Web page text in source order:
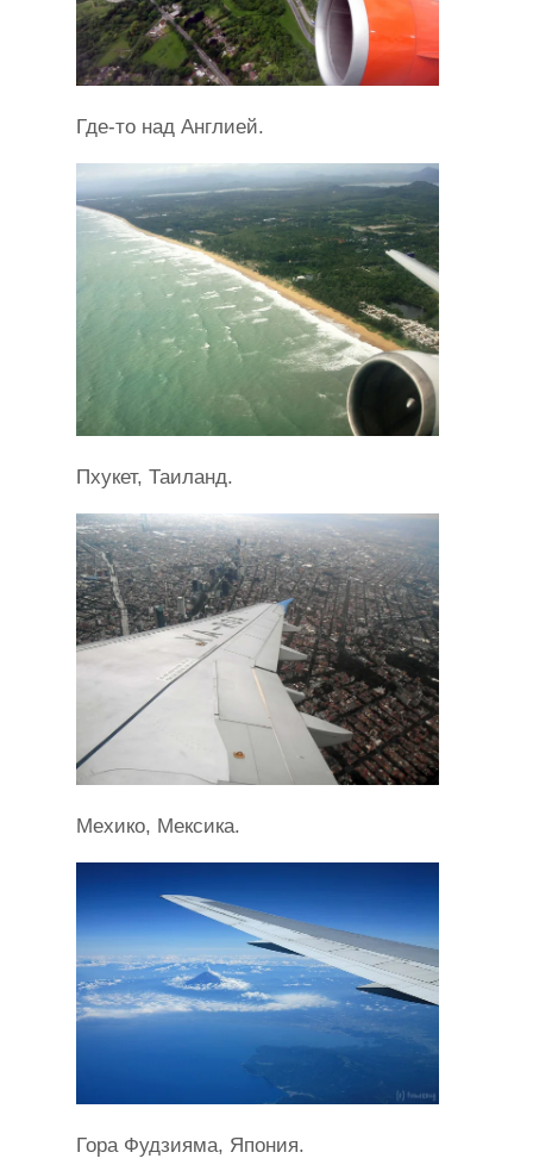
Где-то над Англией.
Пхукет, Таиланд.
Мехико, Мексика.
Гора Фудзияма, Япония.